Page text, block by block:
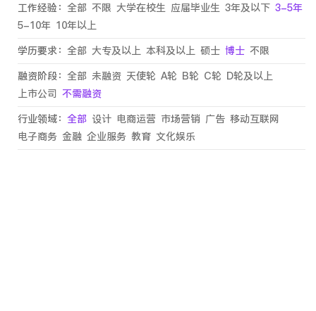
工作经验： 全部 不限 大学在校生 应届毕业生 3年及以下 3-5年
5-10年 10年以上
学历要求： 全部 大专及以上 本科及以上 硕士 博士 不限
融资阶段： 全部 未融资 天使轮 A轮 B轮 C轮 D轮及以上
上市公司 不需融资
行业领域： 全部 设计 电商运营 市场营销 广告 移动互联网
电子商务 金融 企业服务 教育 文化娱乐